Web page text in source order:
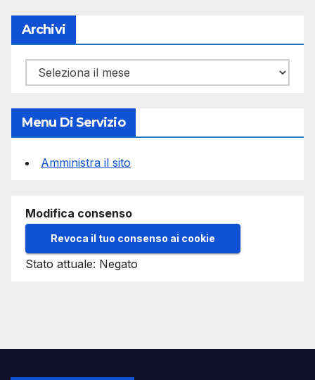
Archivi
Archivi
Menu Di Servizio
Amministra il sito
Modifica consenso
Revoca il tuo consenso ai cookie
Stato attuale: Negato